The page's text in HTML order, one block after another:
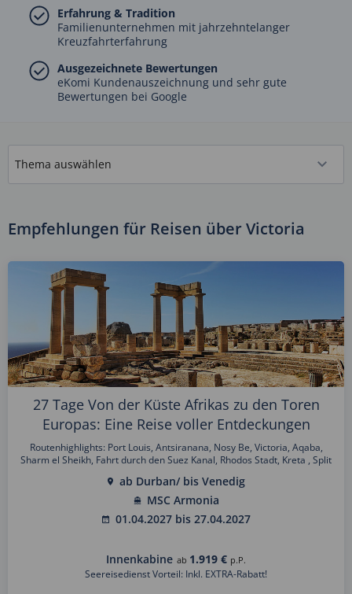
Erfahrung & Tradition
Familienunternehmen mit jahrzehntelanger
Kreuzfahrterfahrung
Ausgezeichnete Bewertungen
eKomi Kundenauszeichnung und sehr gute
Bewertungen bei Google
Empfehlungen für Reisen über Victoria
27 Tage Von der Küste Afrikas zu den Toren
Europas: Eine Reise voller Entdeckungen
Routenhighlights: Port Louis, Antsiranana, Nosy Be, Victoria, Aqaba,
Sharm el Sheikh, Fahrt durch den Suez Kanal, Rhodos Stadt, Kreta , Split
ab Durban/ bis Venedig
MSC Armonia
01.04.2027 bis 27.04.2027
Innenkabine ab 1.919 € p.P.
Seereisedienst Vorteil: Inkl. EXTRA-Rabatt!